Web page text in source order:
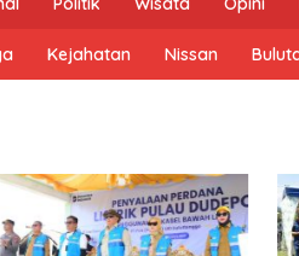
Kejahatan Nissan